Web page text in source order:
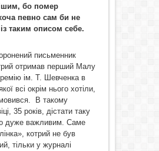
бо помер
певно сам би не
таким описом себе.
письменник
отримав перший Малу
ім. Т. Шевченка в
всі окрім нього хотіли,
В такому
35 років, дістати таку
дуже важливим. Саме
котрий не був
тільки у журналі